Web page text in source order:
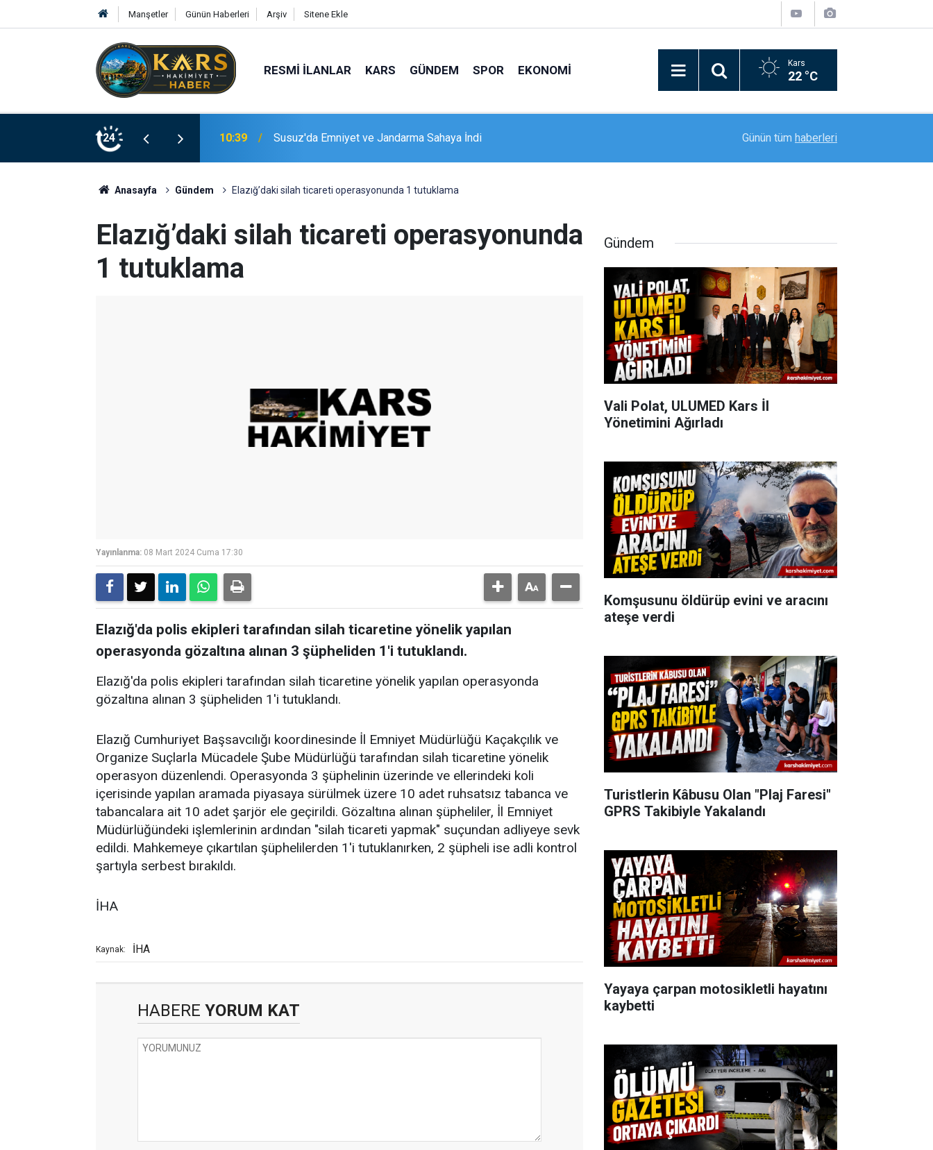
Manşetler Günün Haberleri Arşiv Sitene Ekle
RESMI İLANLAR KARS GÜNDEM SPOR EKONOMI Kars
22 °C
24 10:37 Her gün kaza olan bulvarda, esnaflar korkudan işyerlerinin önünde oturamıyor Günün tüm haberleri
Anasayfa Gündem Elazığ’daki silah ticareti operasyonunda 1 tutuklama
Elazığ’daki silah ticareti operasyonunda
1 tutuklama
Yayınlanma: 08 Mart 2024 Cuma 17:30
Elazığ'da polis ekipleri tarafından silah ticaretine yönelik yapılan
operasyonda gözaltına alınan 3 şüpheliden 1'i tutuklandı.
Elazığ'da polis ekipleri tarafından silah ticaretine yönelik yapılan operasyonda
gözaltına alınan 3 şüpheliden 1'i tutuklandı.
Elazığ Cumhuriyet Başsavcılığı koordinesinde İl Emniyet Müdürlüğü Kaçakçılık ve
Organize Suçlarla Mücadele Şube Müdürlüğü tarafından silah ticaretine yönelik
operasyon düzenlendi. Operasyonda 3 şüphelinin üzerinde ve ellerindeki koli
içerisinde yapılan aramada piyasaya sürülmek üzere 10 adet ruhsatsız tabanca ve
tabancalara ait 10 adet şarjör ele geçirildi. Gözaltına alınan şüpheliler, İl Emniyet
Müdürlüğündeki işlemlerinin ardından "silah ticareti yapmak" suçundan adliyeye sevk
edildi. Mahkemeye çıkartılan şüphelilerden 1'i tutuklanırken, 2 şüpheli ise adli kontrol
şartıyla serbest bırakıldı.
İHA
Kaynak: İHA
HABERE YORUM KAT
Gündem
Vali Polat, ULUMED Kars İl
Yönetimini Ağırladı
Komşusunu öldürüp evini ve aracını
ateşe verdi
Turistlerin Kâbusu Olan "Plaj Faresi"
GPRS Takibiyle Yakalandı
Yayaya çarpan motosikletli hayatını
kaybetti